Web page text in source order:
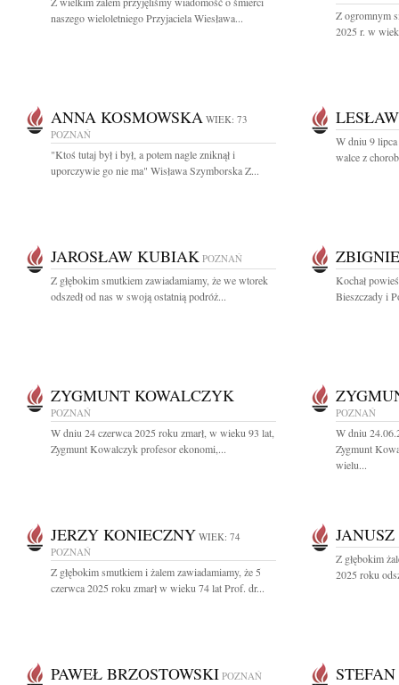
naszego wieloletniego Przyjaciela Wiesława...
Z ogromnym
2025 r. w
ANNA KOSMOWSKA WIEK: 73
POZNAŃ
"Ktoś tutaj był i był, a potem nagle zniknął i
uporczywie go nie ma" Wisława Szymborska Z...
W dniu 9
walce z
JAROSŁAW KUBIAK POZNAŃ
Z głębokim smutkiem zawiadamiamy, że we wtorek
odszedł od nas w swoją ostatnią podróż...
Kochał
Bieszczady i
ZYGMUNT KOWALCZYK
POZNAŃ
W dniu 24 czerwca 2025 roku zmarł, w wieku 93 lat,
Zygmunt Kowalczyk profesor ekonomi,...
POZNAŃ
W dniu
Zygmunt
wielu...
JERZY KONIECZNY WIEK: 74
POZNAŃ
Z głębokim smutkiem i żalem zawiadamiamy, że 5
czerwca 2025 roku zmarł w wieku 74 lat Prof. dr...
Z głębokim
2025 roku
PAWEŁ BRZOSTOWSKI POZNAŃ